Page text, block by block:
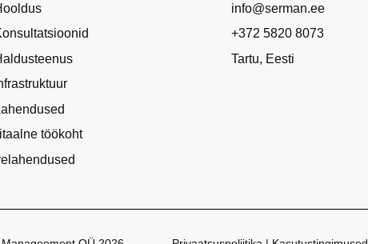
töökoht
info@serman.ee
+372 5820 8073
Tartu, Eesti